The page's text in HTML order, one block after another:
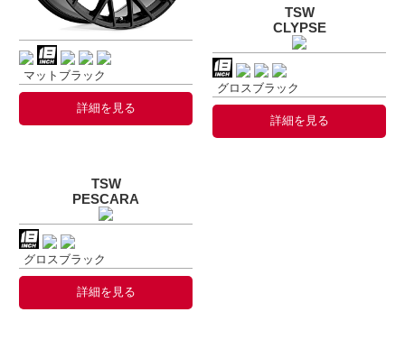
マットブラック
詳細を見る
TSW
CLYPSE
グロスブラック
詳細を見る
TSW
PESCARA
グロスブラック
詳細を見る